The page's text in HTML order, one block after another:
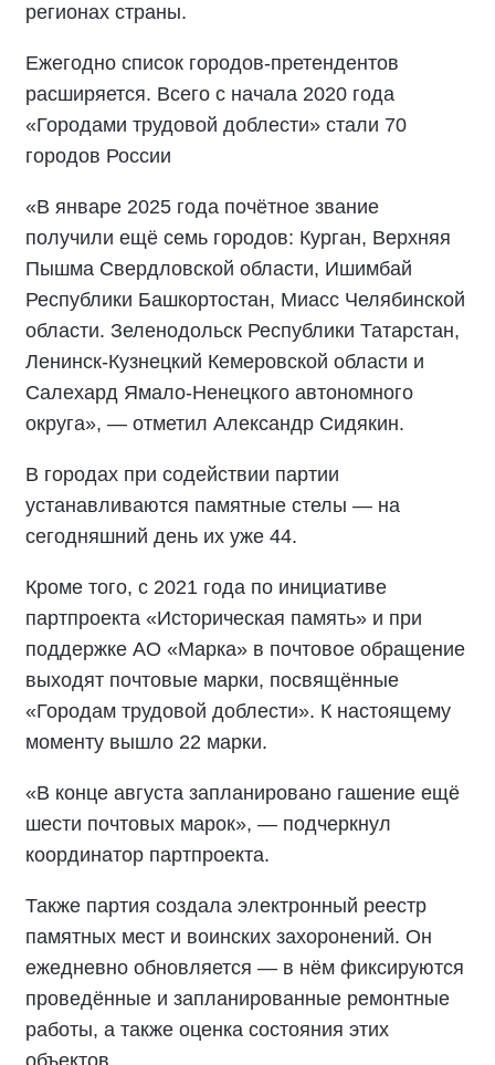
регионах страны.
Ежегодно список городов-претендентов
расширяется. Всего с начала 2020 года
«Городами трудовой доблести» стали 70
городов России
«В январе 2025 года почётное звание
получили ещё семь городов: Курган, Верхняя
Пышма Свердловской области, Ишимбай
Республики Башкортостан, Миасс Челябинской
области. Зеленодольск Республики Татарстан,
Ленинск-Кузнецкий Кемеровской области и
Салехард Ямало-Ненецкого автономного
округа», — отметил Александр Сидякин.
В городах при содействии партии
устанавливаются памятные стелы — на
сегодняшний день их уже 44.
Кроме того, с 2021 года по инициативе
партпроекта «Историческая память» и при
поддержке АО «Марка» в почтовое обращение
выходят почтовые марки, посвящённые
«Городам трудовой доблести». К настоящему
моменту вышло 22 марки.
«В конце августа запланировано гашение ещё
шести почтовых марок», — подчеркнул
координатор партпроекта.
Также партия создала электронный реестр
памятных мест и воинских захоронений. Он
ежедневно обновляется — в нём фиксируются
проведённые и запланированные ремонтные
работы, а также оценка состояния этих
объектов.